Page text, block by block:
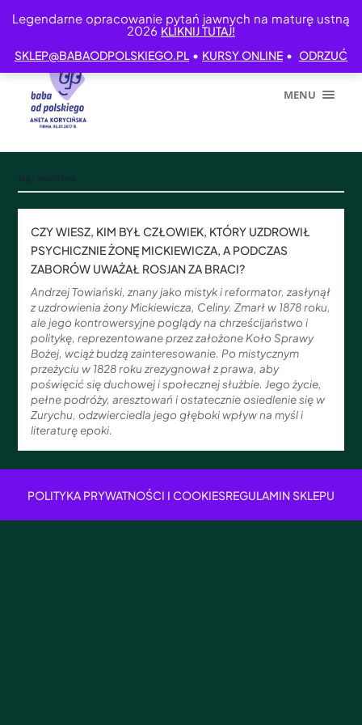
Legendarne opracowanie pytań jawnych na maturę ustną
2026 KLIKNIJ TUTAJ!
SKLEP@BABAODPOLSKIEGO.PL • KURSY ONLINE • ODRZUĆ
MENU
CZY WIESZ, KIM BYŁ CZŁOWIEK, KTÓRY UZDROWIŁ
PSYCHICZNIE ŻONĘ MICKIEWICZA, A PODCZAS
ZABORÓW UWAŻAŁ ROSJAN ZA BRACI?
Andrzej Towiański, znany jako mistyk i reformator, zasłynął
z uzdrowienia żony Mickiewicza, Celiny. Zmarł w 1878 roku,
ale jego kontrowersyjne poglądy na chrześcijaństwo i
politykę, reprezentowane przez założone Koło Sprawy
Bożej, wciąż budzą zainteresowanie. Po mistycznym
przeżyciu w 1828 roku zrezygnował z prawa, aby
poświęcić się duchowej i społecznej służbie. Jego życie,
pełne podróży, aresztowań i ostatecznie osiedlenie się w
Zurychu, odzwierciedla jego głęboki wpływ na myśl i
literaturę epoki.
POLITYKA PRYWATNOŚCI I COOKIESREGULAMIN SKLEPU